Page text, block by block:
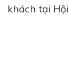
khách tại